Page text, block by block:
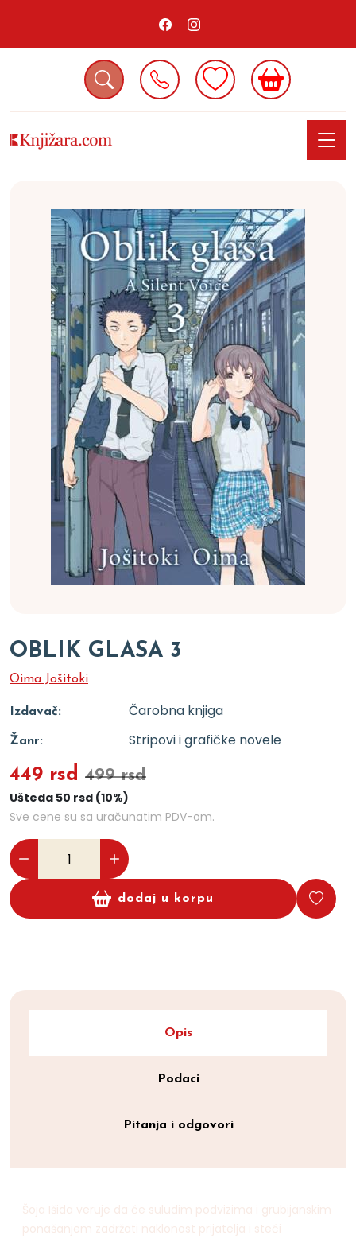
OBLIK GLASA 3
Oima Jošitoki
Izdavač: Čarobna knjiga
Žanr: Stripovi i grafičke novele
449 rsd 499 rsd
Ušteda 50 rsd (10%)
Sve cene su sa uračunatim PDV-om.
dodaj u korpu
Opis
Podaci
Pitanja i odgovori
Šoja Išida veruje da će suludim podvizima i grubijanskim
ponašanjem zadržati naklonost prijatelja i steći